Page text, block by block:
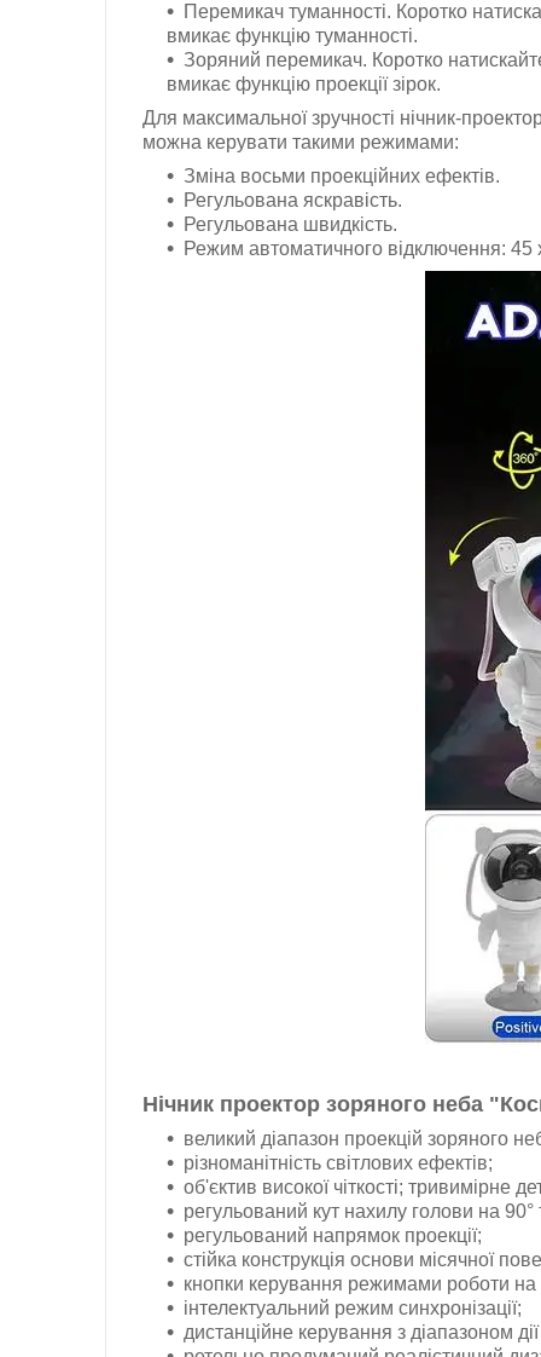
Перемикач туманності. Коротко
вмикає функцію туманності.
Зоряний перемикач. Коротко
вмикає функцію проекції зірок.
Для максимальної зручності нічник-
можна керувати такими режимами:
Зміна восьми проекційних ефектів.
Регульована яскравість.
Регульована швидкість.
Режим автоматичного відключення: 45
Нічник проектор зоряного неба
великий діапазон проекцій зоряного
різноманітність світлових ефектів;
об'єктив високої чіткості; тривимірне
регульований кут нахилу голови на
регульований напрямок проекції;
стійка конструкція основи місячної
кнопки керування режимами роботи на
інтелектуальний режим синхронізації;
дистанційне керування з діапазоном